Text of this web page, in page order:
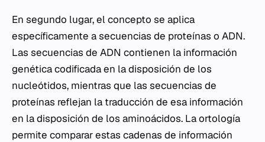
En segundo lugar, el concepto se aplica
específicamente a secuencias de proteínas o ADN.
Las secuencias de ADN contienen la información
genética codificada en la disposición de los
nucleótidos, mientras que las secuencias de
proteínas reflejan la traducción de esa información
en la disposición de los aminoácidos. La ortología
permite comparar estas cadenas de información